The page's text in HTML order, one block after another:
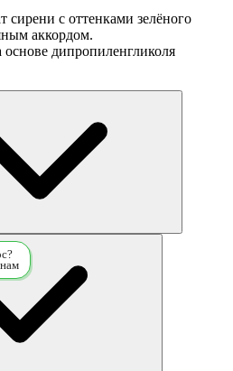
с оттенками зелёного
аккордом.
дипропиленгликоля